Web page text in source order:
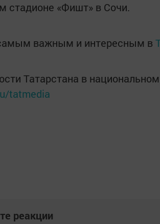
стадионе «Фишт» в Сочи.
важным и интересным в
Татарстана в
tatmedia
реакции